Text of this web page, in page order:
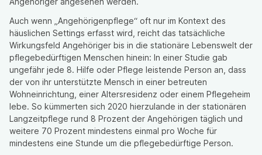
Auch wenn „Angehörigenpflege“ oft nur im Kontext des
häuslichen Settings erfasst wird, reicht das tatsächliche
Wirkungsfeld Angehöriger bis in die stationäre Lebenswelt der
pflegebedürftigen Menschen hinein: In einer Studie gab
ungefähr jede 8. Hilfe oder Pflege leistende Person an, dass
der von ihr unterstützte Mensch in einer betreuten
Wohneinrichtung, einer Altersresidenz oder einem Pflegeheim
lebe. So kümmerten sich 2020 hierzulande in der stationären
Langzeitpflege rund 8 Prozent der Angehörigen täglich und
weitere 70 Prozent mindestens einmal pro Woche für
mindestens eine Stunde um die pflegebedürftige Person.